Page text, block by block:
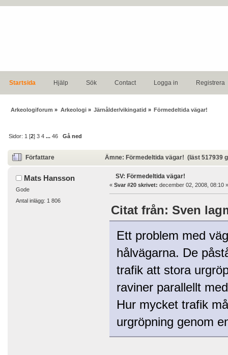
Startsida Hjälp Sök Contact Logga in Registrera
Arkeologiforum » Arkeologi» Järnålder/vikingatid » Förmedeltida vägar!
Sidor: 1 [2]3 4 ...46 Gå ned
Författare Ämne: Förmedeltida vägar! (läst 517939
Mats Hansson
Gode
Antal inlägg: 1 806
SV: Förmedeltida vägar!
« Svar #20 skrivet: december 02, 2008, 08:10 »
Citat från: Sven
Ett problem med
hålvägarna. De
trafik att stora
raviner parallellt
Hur mycket trafik
urgröpning genom